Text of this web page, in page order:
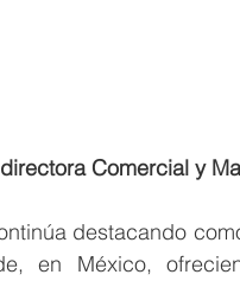
Comercial y
destacando
en México,